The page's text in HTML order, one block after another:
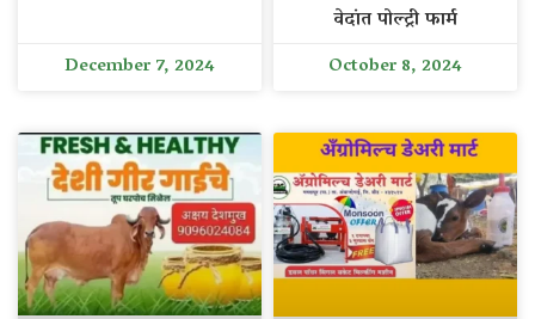
December 7, 2024
वेदांत पोल्ट्री फार्म
October 8, 2024